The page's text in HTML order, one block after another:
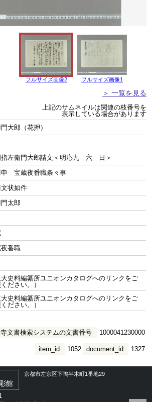
フルサイズ画像2 フルサイズ画像1
＞ 一覧を見る
上記のサムネイルは関連の枝番号を
表示している場合があります
大郎（花押）
指左衛門大郎請文＜明応九 六 日＞
申 宝蔵夜番職条々事
状如件
太郎
番職
大史料編纂所ユニオンカタログへのリンクをご
ださい。）
大史料編纂所ユニオンカタログへのリンクをご
ださい。）
文書検索システムの文書番号 1000041230000
document_id 1327
item_id 1052
館
京都市左京区下鴨半木町1番地29